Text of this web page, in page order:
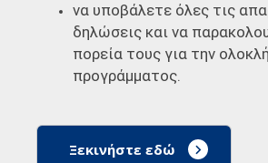
να υποβάλετε όλες τις
δηλώσεις και να
πορεία τους για την
προγράμματος.
Ξεκινήστε εδώ